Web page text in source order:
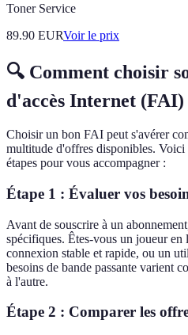
Toner Service
89.90 EURVoir le prix
🔍 Comment choisir
d'accès Internet (FAI)
Choisir un bon FAI peut s'avérer
multitude d'offres disponibles.
étapes pour vous accompagner :
Étape 1 : Évaluer vos
Avant de souscrire à un
spécifiques. Êtes-vous un joueur en
connexion stable et rapide, ou un
besoins de bande passante varient
à l'autre.
Étape 2 : Comparer les